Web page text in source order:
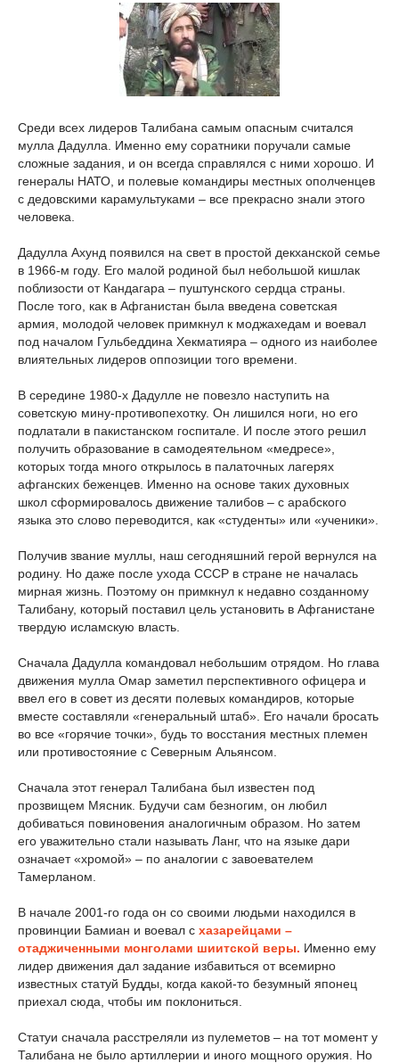
Среди всех лидеров Талибана самым опасным считался
мулла Дадулла. Именно ему соратники поручали самые
сложные задания, и он всегда справлялся с ними хорошо. И
генералы НАТО, и полевые командиры местных ополченцев
с дедовскими карамультуками – все прекрасно знали этого
человека.
Дадулла Ахунд появился на свет в простой декханской семье
в 1966-м году. Его малой родиной был небольшой кишлак
поблизости от Кандагара – пуштунского сердца страны.
После того, как в Афганистан была введена советская
армия, молодой человек примкнул к моджахедам и воевал
под началом Гульбеддина Хекматияра – одного из наиболее
влиятельных лидеров оппозиции того времени.
В середине 1980-х Дадулле не повезло наступить на
советскую мину-противопехотку. Он лишился ноги, но его
подлатали в пакистанском госпитале. И после этого решил
получить образование в самодеятельном «медресе»,
которых тогда много открылось в палаточных лагерях
афганских беженцев. Именно на основе таких духовных
школ сформировалось движение талибов – с арабского
языка это слово переводится, как «студенты» или «ученики».
Получив звание муллы, наш сегодняшний герой вернулся на
родину. Но даже после ухода СССР в стране не началась
мирная жизнь. Поэтому он примкнул к недавно созданному
Талибану, который поставил цель установить в Афганистане
твердую исламскую власть.
Сначала Дадулла командовал небольшим отрядом. Но глава
движения мулла Омар заметил перспективного офицера и
ввел его в совет из десяти полевых командиров, которые
вместе составляли «генеральный штаб». Его начали бросать
во все «горячие точки», будь то восстания местных племен
или противостояние с Северным Альянсом.
Сначала этот генерал Талибана был известен под
прозвищем Мясник. Будучи сам безногим, он любил
добиваться повиновения аналогичным образом. Но затем
его уважительно стали называть Ланг, что на языке дари
означает «хромой» – по аналогии с завоевателем
Тамерланом.
В начале 2001-го года он со своими людьми находился в
провинции Бамиан и воевал с хазарейцами –
отаджиченными монголами шиитской веры. Именно ему
лидер движения дал задание избавиться от всемирно
известных статуй Будды, когда какой-то безумный японец
приехал сюда, чтобы им поклониться.
Статуи сначала расстреляли из пулеметов – на тот момент у
Талибана не было артиллерии и иного мощного оружия. Но